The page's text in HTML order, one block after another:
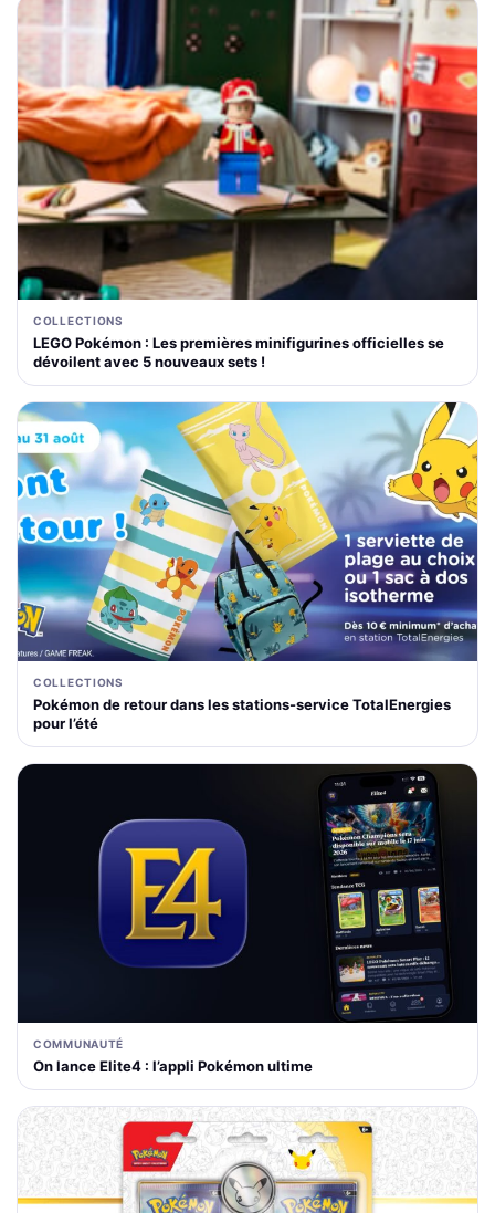
COLLECTIONS
LEGO Pokémon : Les premières minifigurines officielles se
dévoilent avec 5 nouveaux sets !
COLLECTIONS
Pokémon de retour dans les stations-service TotalEnergies
pour l’été
COMMUNAUTÉ
On lance Elite4 : l’appli Pokémon ultime